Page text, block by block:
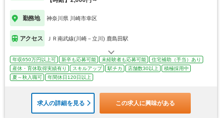
勤務地 神奈川県 川崎市幸区
アクセス ＪＲ南武線(川崎－立川) 鹿島田駅
年収650万円以上可 新卒も応募可能 未経験者も応募可能
住宅補助（手当）あり
産休・育休取得実績有り
スキルアップ 駅チカ 店舗数30以上
積極採用中
夏～秋入職可
年間休日120日以上
求人の詳細を見る この求人に興味がある